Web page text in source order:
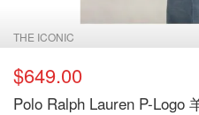
THE ICONIC
$649.00
Polo Ralph Lauren P-Logo